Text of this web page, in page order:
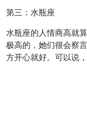
第三：水瓶座
水瓶座的人情商高就
极高的，她们很会察
方开心就好。可以说